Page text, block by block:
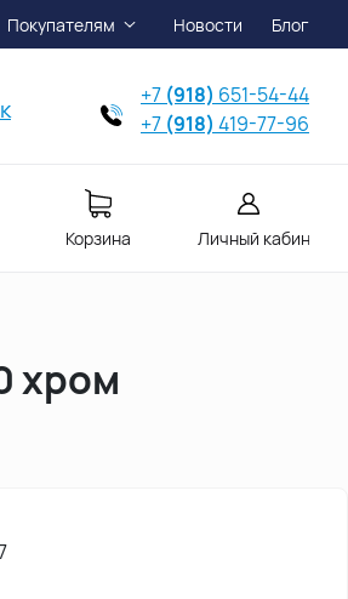
Покупателям Новости Блог
+7 (918) 651-54-44
+7 (918) 419-77-96
Корзина Личный кабинет
хром